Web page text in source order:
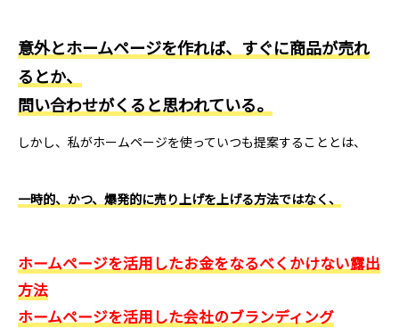
意外とホームページを作れば、すぐに商品が売れ
るとか、
問い合わせがくると思われている。
しかし、私がホームページを使っていつも提案することとは、
一時的、かつ、爆発的に売り上げを上げる方法ではなく、
ホームページを活用したお金をなるべくかけない露出
方法
ホームページを活用した会社のブランディング